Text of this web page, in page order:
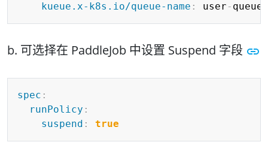
kueue.x-k8s.io/queue-name : user -
b. 可选择在 PaddleJob 中设置 Suspend 字段
spec :
runPolicy :
suspend : true